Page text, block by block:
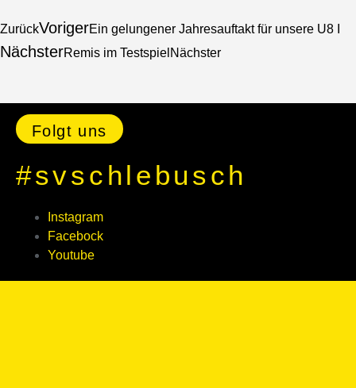
ZurückVorigerEin gelungener Jahresauftakt für unsere U8 I
NächsterRemis im Testspiel Nächster
Folgt uns
#svschlebusch
Instagram
Facebock
Youtube